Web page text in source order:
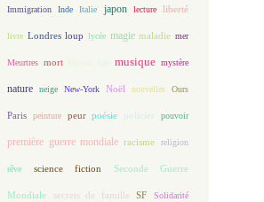
Immigration Inde Italie japon lecture liberté
livre Londres loup lycée magie maladie mer
Meurtres mort musique mystère
nature neige New-York Noël nouvelles Ours
Paris peinture peur poésie policier pouvoir
première guerre mondiale racisme religion
rêve science fiction Seconde Guerre
Mondiale secrets de famille SF Solidarité